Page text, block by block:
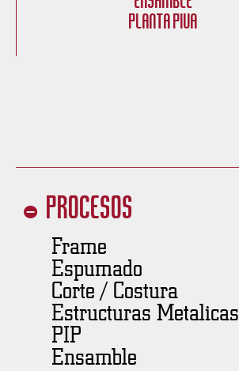
Planta PIVA
Procesos
Frame
Espumado
Corte / Costura
Estructuras Metalicas
PIP
Ensamble